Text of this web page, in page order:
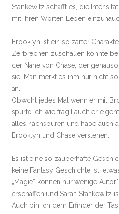
Stankewitz schafft es, die
mit ihren Worten Leben
Brooklyn ist ein so zarter
Zerbrechen zuschauen konnte
der Nähe von Chase, der
sie. Man merkt es ihm nur nicht
an.
Obwohl jedes Mal wenn er mit
spürte ich wie fragil auch er
alles nachspüren und habe auch
Brooklyn und Chase verstehen.
Es ist eine so zauberhafte
keine Fantasy Geschichte ist,
„Magie“ können nur wenige
erschaffen und Sarah Stankewitz
Auch bin ich dem Erfinder der